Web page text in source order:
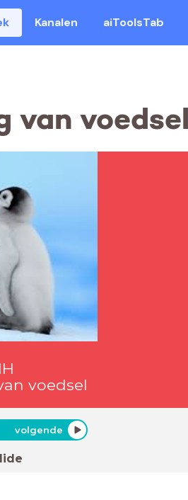
Kanalen aiToolsTab
van voedsel
voedsel
volgende